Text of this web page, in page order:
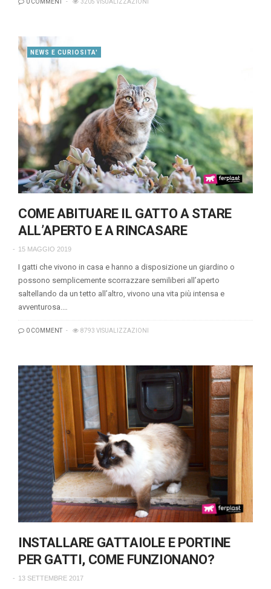
0 COMMENT 3205 VISUALIZZAZIONI
NEWS E CURIOSITA'
COME ABITUARE IL GATTO A STARE
ALL’APERTO E A RINCASARE
15 MAGGIO 2019
I gatti che vivono in casa e hanno a disposizione un giardino o
possono semplicemente scorrazzare semiliberi all’aperto
saltellando da un tetto all’altro, vivono una vita più intensa e
avventurosa.…
0 COMMENT 8793 VISUALIZZAZIONI
INSTALLARE GATTAIOLE E PORTINE
PER GATTI, COME FUNZIONANO?
13 SETTEMBRE 2017